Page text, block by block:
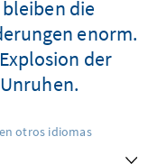
die
enorm.
der
otros idiomas